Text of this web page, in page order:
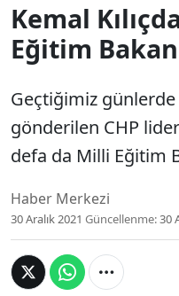
Kemal
Eğitim
Geçtiğimiz günlerde
gönderilen CHP
defa da Milli Eğitim
Haber Merkezi
30 Aralık 2021 Güncellenme:30